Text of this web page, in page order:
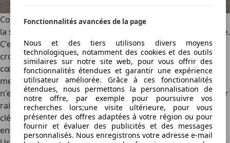
Comme la MG4 Urban est relativement légère (1,5 tonne),
la suspension n'est pas constamment mise à rude épreuve.
C'est une compacte mieux amortie que la plupart des
crossovers électriques. Est-ce que cela fait battre notre
cœur plus fort ? Non. L'insonorisation pourrait-elle être
meilleure à grande vitesse ? Oui. Mais encore une fois : ce
n'est pas l'objectif de cette MG4 Urban. C'est la petite sœur
raisonnable de la MG4, avec une faible consommation à la
clé. Nous avons enregistré une consommation comprise
entre 12,8 kWh/100 km et 14,9 kWh/100 km avec la MG4
Fonctionnalités avancées de la page
Nous et des tiers utilisons divers moyens
technologiques, notamment des cookies et des outils
similaires sur notre site web, pour vous offrir des
fonctionnalités étendues et garantir une expérience
utilisateur améliorée. Grâce à ces fonctionnalités
étendues, nous permettons la personnalisation de
notre offre, par exemple pour poursuivre vos
recherches lors;une visite ultérieure, pour vous
présenter des offres adaptées à votre région ou pour
fournir et évaluer des publicités et des messages
personnalisés. Nous enregistrons votre adresse e-mail